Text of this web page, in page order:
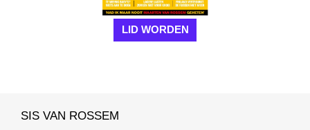
LID WORDEN
SIS VAN ROSSEM